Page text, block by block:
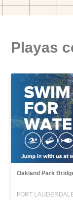
Playas
Oakland Park
FORT